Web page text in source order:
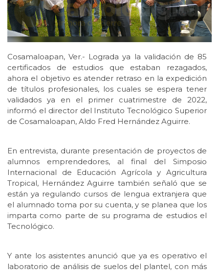
Cosamaloapan, Ver.- Lograda ya la validación de 85
certificados de estudios que estaban rezagados,
ahora el objetivo es atender retraso en la expedición
de títulos profesionales, los cuales se espera tener
validados ya en el primer cuatrimestre de 2022,
informó el director del Instituto Tecnológico Superior
de Cosamaloapan, Aldo Fred Hernández Aguirre.
En entrevista, durante presentación de proyectos de
alumnos emprendedores, al final del Simposio
Internacional de Educación Agrícola y Agricultura
Tropical, Hernández Aguirre también señaló que se
están ya regulando cursos de lengua extranjera que
el alumnado toma por su cuenta, y se planea que los
imparta como parte de su programa de estudios el
Tecnológico.
Y ante los asistentes anunció que ya es operativo el
laboratorio de análisis de suelos del plantel, con más